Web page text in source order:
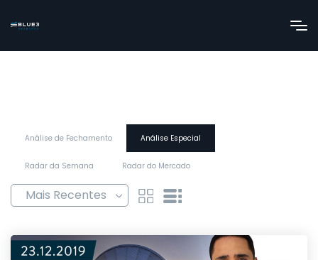
Análise de Fechamento Análise Especial
Radar da Semana Radar do Mercado